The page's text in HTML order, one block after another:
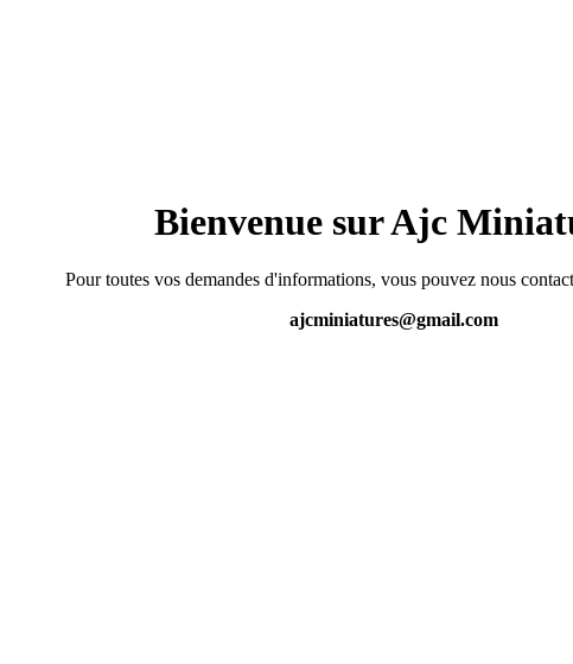
Bienvenue sur Ajc
Pour toutes vos demandes d'informations, vous pouvez nous
ajcminiatures@gmail.com